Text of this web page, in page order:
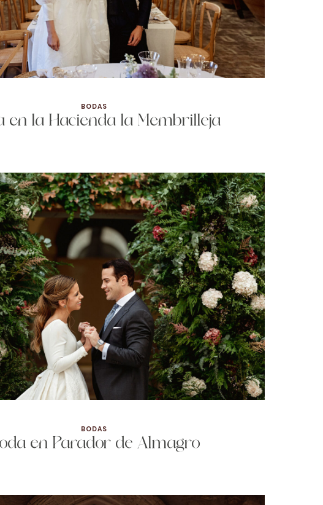
BODAS
en la Hacienda la Membrilleja
BODAS
en Parador de Almagro